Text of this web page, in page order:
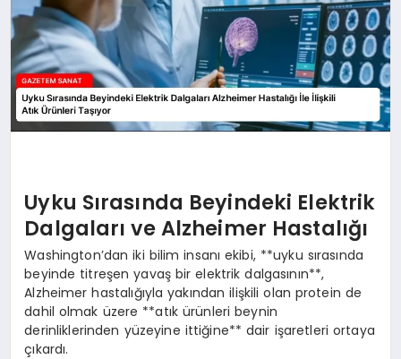
Uyku Sırasında Beyindeki Elektrik
Dalgaları ve Alzheimer Hastalığı
Washington’dan iki bilim insanı ekibi, **uyku sırasında
beyinde titreşen yavaş bir elektrik dalgasının**,
Alzheimer hastalığıyla yakından ilişkili olan protein de
dahil olmak üzere **atık ürünleri beynin
derinliklerinden yüzeyine ittiğine** dair işaretleri ortaya
çıkardı.